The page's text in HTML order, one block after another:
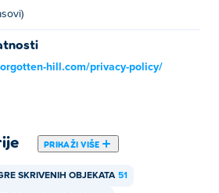
hill.com/privacy-policy/
PRIKAŽI VIŠE
SKRIVENIH OBJEKATA 51